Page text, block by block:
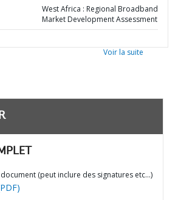
West Africa : Regional Broadband
Market Development Assessment
Voir la suite
(peut inclure des signatures etc…)